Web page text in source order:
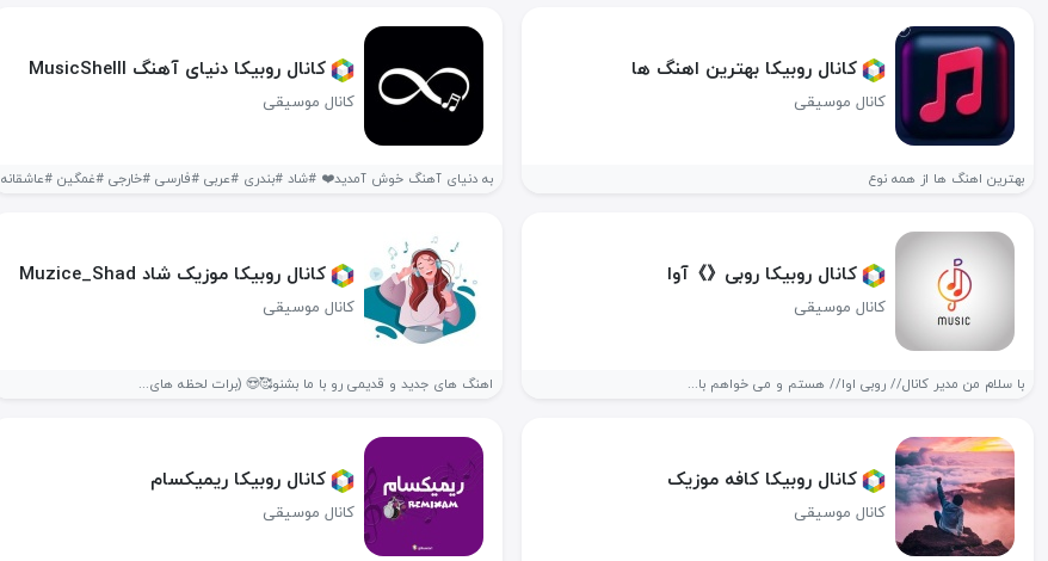
کانال روبیکا بهترین اهنگ ها
کانال موسیقی
بهترین اهنگ ها از همه نوع
کانال روبیکا دنیای آهنگ MusicShelll
کانال موسیقی
به دنیای آهنگ خوش آمدید❤️ #شاد #بندری #عربی #فارسی #خارجی #غمگین #عاشقانه
کانال روبیکا روبی《》آوا
کانال موسیقی
با سلام من مدیر کانال// روبی اوا// هستم و می خواهم با...
کانال روبیکا موزیک شاد Muzice_Shad
کانال موسیقی
اهنگ های جدید و قدیمی رو با ما بشنو🥰😍 (برات لحظه های...
کانال روبیکا کافه موزیک
کانال موسیقی
کانال روبیکا ریمیکسام
کانال موسیقی